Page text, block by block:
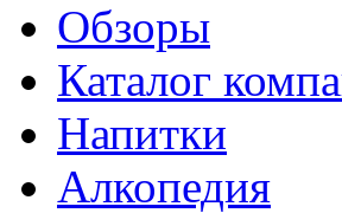
Обзоры
Каталог
Напитки
Алкопедия